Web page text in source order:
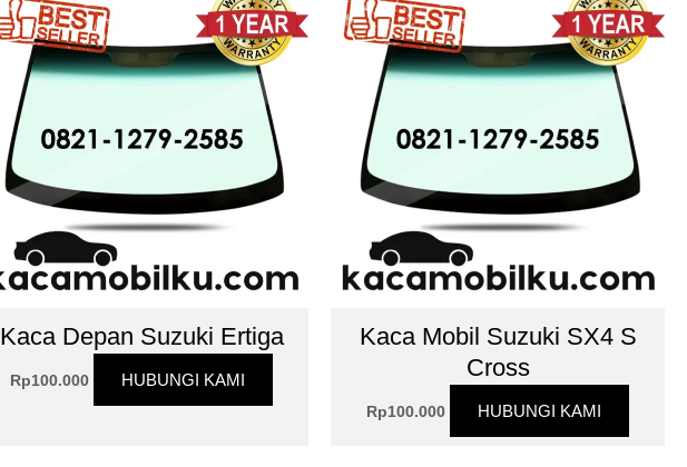
Kaca Depan Suzuki Ertiga
Rp100.000 HUBUNGI KAMI
Kaca Mobil Suzuki SX4 S
Cross
Rp100.000 HUBUNGI KAMI